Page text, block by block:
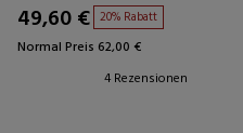
49,60 € 20% Rabatt
Normal Preis 62,00 €
4 Rezensionen